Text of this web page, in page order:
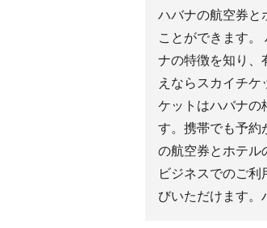
ハバナの航空券と
ことができます
ナの特徴を知り、
えならスカイチ
ケットはハバナの
す。携帯でも予約
の航空券とホテル
ビジネスでのご
びいただけます。